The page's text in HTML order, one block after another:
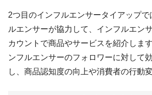
2つ目のインフルエンサータイアップで
ルエンサーが協力して、インフルエン
カウントで商品やサービスを紹介しま
ンフルエンサーのフォロワーに対して
し、商品認知度の向上や消費者の行動